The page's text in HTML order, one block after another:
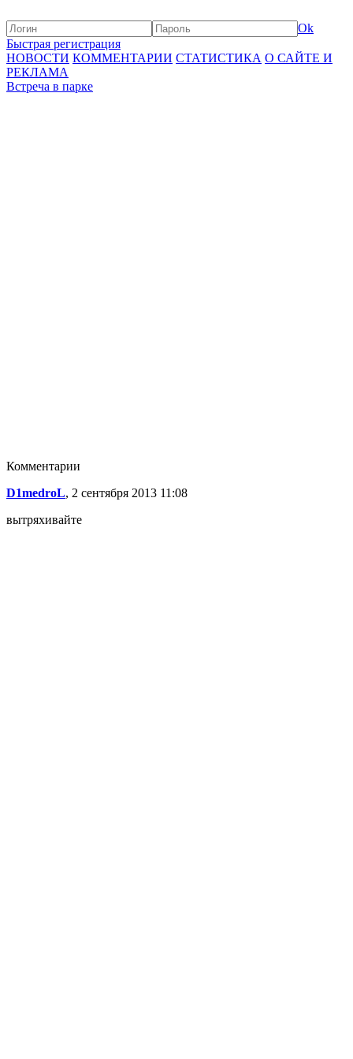
Ok
Быстрая регистрация
НОВОСТИ КОММЕНТАРИИ СТАТИСТИКА О САЙТЕ И
РЕКЛАМА
Встреча в парке
Комментарии
D1medroL, 2 сентября 2013 11:08
вытряхивайте